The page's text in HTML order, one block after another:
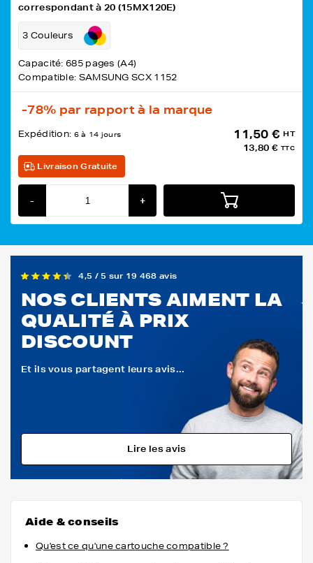
correspondant à 20 (15MX120E)
3 Couleurs
Capacité: 685 pages (A4)
Compatible: SAMSUNG SCX 1152
-78% par rapport à la marque
Expédition: 6 à 14 jours 11,50 € HT
13,80 € TTC
Livraison Gratuite
- +
4,5 / 5 sur 19 468 avis
NOS CLIENTS AIMENT LA
QUALITÉ À PRIX
DISCOUNT
Et ils vous partagent leurs avis...
Lire les avis
Aide & conseils
Qu'est ce qu'une cartouche compatible ?